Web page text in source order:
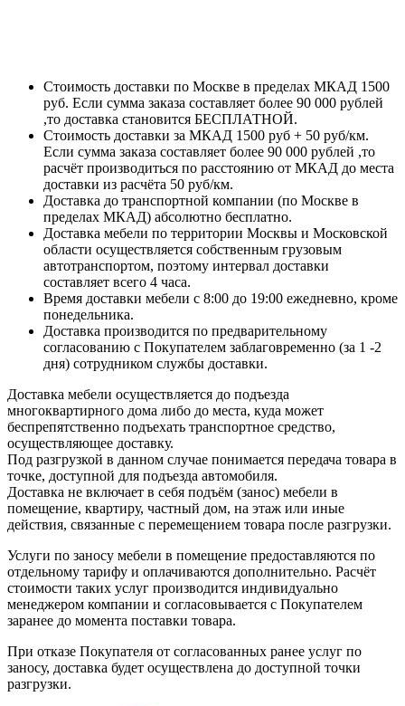
Стоимость доставки по Москве в пределах МКАД 1500
руб. Если сумма заказа составляет более 90 000 рублей
,то доставка становится БЕСПЛАТНОЙ.
Стоимость доставки за МКАД 1500 руб + 50 руб/км.
Если сумма заказа составляет более 90 000 рублей ,то
расчёт производиться по расстоянию от МКАД до места
доставки из расчёта 50 руб/км.
Доставка до транспортной компании (по Москве в
пределах МКАД) абсолютно бесплатно.
Доставка мебели по территории Москвы и Московской
области осуществляется собственным грузовым
автотранспортом, поэтому интервал доставки
составляет всего 4 часа.
Время доставки мебели с 8:00 до 19:00 ежедневно, кроме
понедельника.
Доставка производится по предварительному
согласованию с Покупателем заблаговременно (за 1 -2
дня) сотрудником службы доставки.
Доставка мебели осуществляется до подъезда
многоквартирного дома либо до места, куда может
беспрепятственно подъехать транспортное средство,
осуществляющее доставку.
Под разгрузкой в данном случае понимается передача товара в
точке, доступной для подъезда автомобиля.
Доставка не включает в себя подъём (занос) мебели в
помещение, квартиру, частный дом, на этаж или иные
действия, связанные с перемещением товара после разгрузки.
Услуги по заносу мебели в помещение предоставляются по
отдельному тарифу и оплачиваются дополнительно. Расчёт
стоимости таких услуг производится индивидуально
менеджером компании и согласовывается с Покупателем
заранее до момента поставки товара.
При отказе Покупателя от согласованных ранее услуг по
заносу, доставка будет осуществлена до доступной точки
разгрузки.